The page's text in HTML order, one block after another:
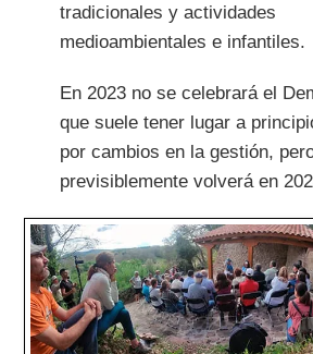
tradicionales y actividades
medioambientales e infantiles.
En 2023 no se celebrará el
que suele tener lugar a
por cambios en la gestión,
previsiblemente volverá en